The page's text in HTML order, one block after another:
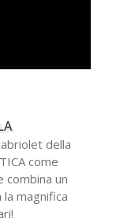
della
come
combina un
magnifica